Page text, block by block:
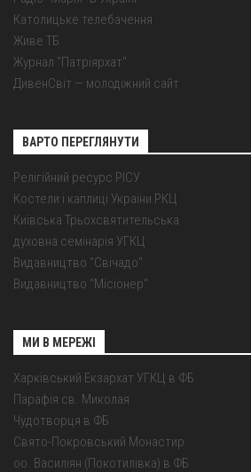
Католицьке телебачення
Живе ТБ
Журнал "Патріярхат"
ДивенСвіт — молодіжний сайт
ВАРТО ПЕРЕГЛЯНУТИ
Релігійний ресурс РІСУ
Костели і каплиці України РКЦ
Київська Трьохсвятительська
духовна семінарія УГКЦ
Видавництво "Свічадо"
Видавництво "Місіонер"
МИ В МЕРЕЖІ
Харківський Екзархат УГКЦ в ФБ
Парафія св. Миколая
Чудотворця в ФБ
Свято-Покровський Монастир
оо. Василіян (Покотилівка) в ФБ